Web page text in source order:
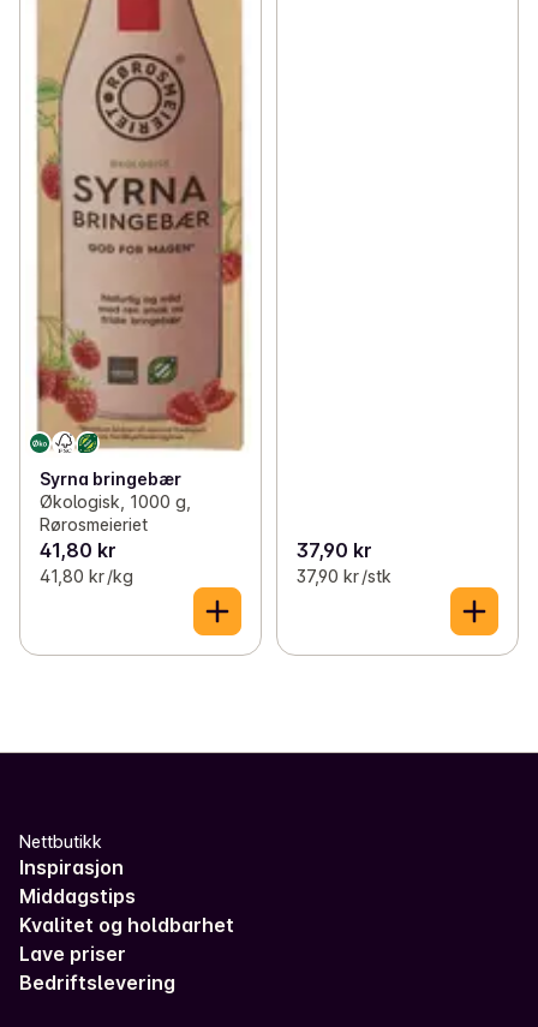
Syrna bringebær
Økologisk, 1000 g,
Rørosmeieriet
41,80 kr
41,80 kr /kg
37,90 kr
37,90 kr /stk
Nettbutikk
Inspirasjon
Middagstips
Kvalitet og holdbarhet
Lave priser
Bedriftslevering